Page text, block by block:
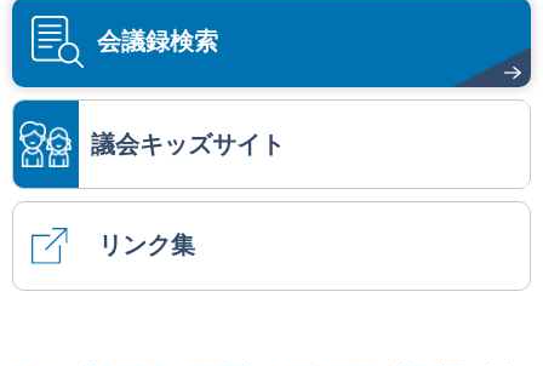
会議録検索
議会キッズサイト
リンク集